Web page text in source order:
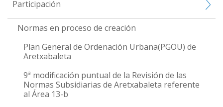
Participación
Normas en proceso de creación
Plan General de Ordenación Urbana(PGOU) de
Aretxabaleta
9ª modificación puntual de la Revisión de las
Normas Subsidiarias de Aretxabaleta referente
al Área 13-b